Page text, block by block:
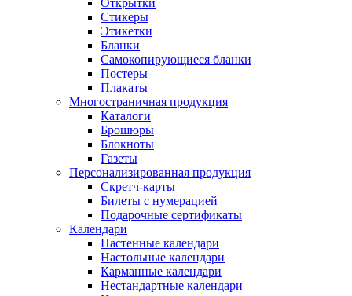
Открытки
Стикеры
Этикетки
Бланки
Самокопирующиеся бланки
Постеры
Плакаты
Многостраничная продукция
Каталоги
Брошюры
Блокноты
Газеты
Персонализированная продукция
Скретч-карты
Билеты с нумерацией
Подарочные сертификаты
Календари
Настенные календари
Настольные календари
Карманные календари
Нестандартные календари